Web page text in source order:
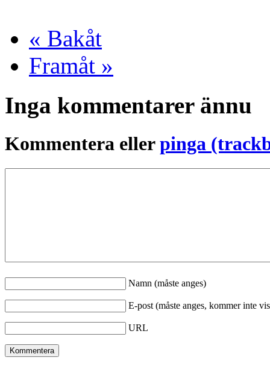
« Bakåt
Framåt »
Inga kommentarer ännu
Kommentera ellerpinga
Namn (måste anges)
E-post (måste anges, kommer inte
URL